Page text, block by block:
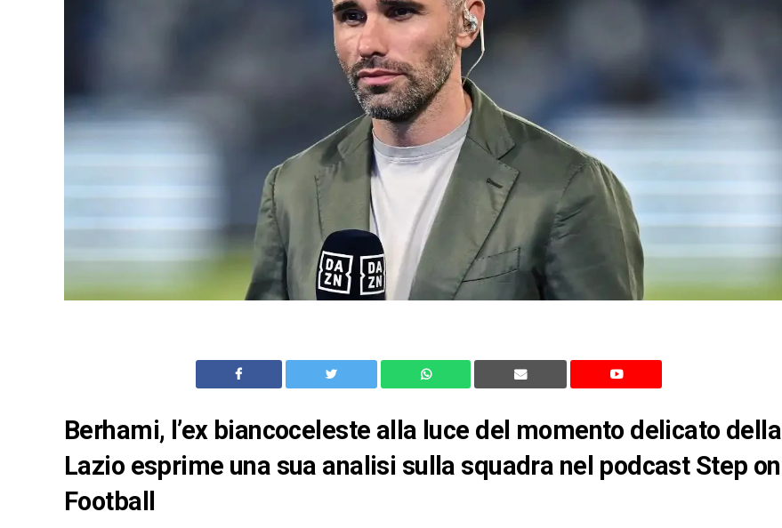
Berhami, l’ex biancoceleste alla luce del momento delicato della
Lazio esprime una sua analisi sulla squadra nel podcast Step on
Football